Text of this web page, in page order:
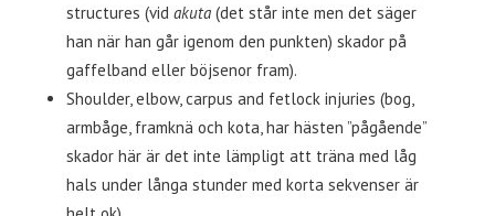
structures (vid akuta (det står inte men det säger
han när han går igenom den punkten) skador på
gaffelband eller böjsenor fram).
Shoulder, elbow, carpus and fetlock injuries (bog,
armbåge, framknä och kota, har hästen ”pågående”
skador här är det inte lämpligt att träna med låg
hals under långa stunder med korta sekvenser är